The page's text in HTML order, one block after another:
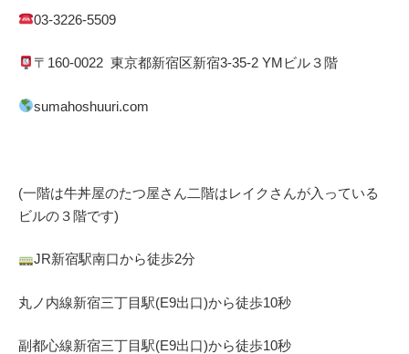
03-3226-5509
〒 160-0022 東京都新宿区新宿3-35-2 YMビル３階
sumahoshuuri.com
(一階は牛丼屋のたつ屋さん二階はレイクさんが入っている
ビルの３階です)
JR新宿駅南口から徒歩2分
丸ノ内線新宿三丁目駅(E9出口)から徒歩10秒
副都心線新宿三丁目駅(E9出口)から徒歩10秒